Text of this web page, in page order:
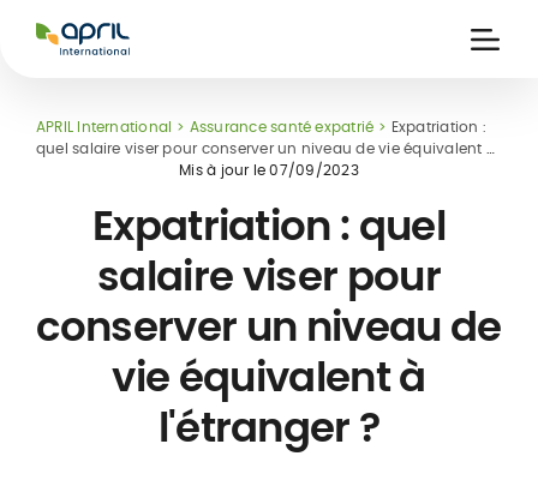
International
Carte assuré
digitale
APRIL International Assurance santé expatrié
Expatriation :
quel salaire viser pour conserver un niveau de vie équivalent à
Mis à jour le07/09/2023
Expatriation : quel
salaire viser pour
conserver un niveau de
vie équivalent à
l'étranger ?